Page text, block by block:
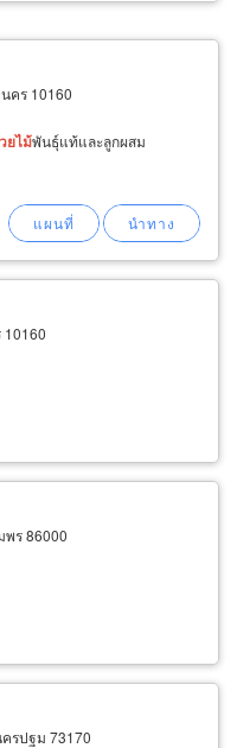
คร 10160
ยไม้พันธุ์แท้และลูกผสม
ร 86000
รปฐม 73170